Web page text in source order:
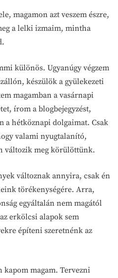
magamon azt veszem észre,
a lelki izmaim, mintha
különös. Ugyanúgy végzem
készülök a gyülekezeti
magamban a vasárnapi
írom a blogbejegyzést,
a hétköznapi dolgaimat. Csak
valami nyugtalanító,
változik meg körülöttünk.
változnak annyira, csak én
törékenységére. Arra,
egyáltalán nem magától
erkölcsi alapok sem
építeni szeretnénk az
magam. Tervezni